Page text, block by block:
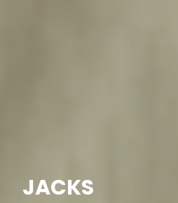
JACKS